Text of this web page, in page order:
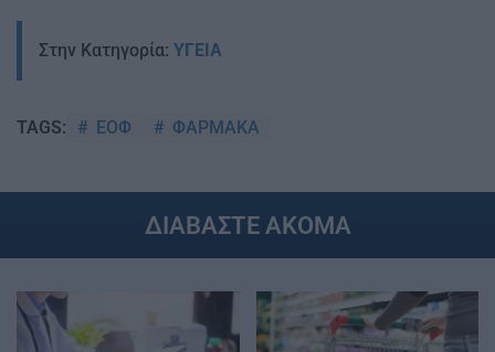
Στην Κατηγορία: ΥΓΕΙΑ
TAGS: ΕΟΦ ΦΑΡΜΑΚΑ
ΔΙΑΒΑΣΤΕ ΑΚΟΜΑ